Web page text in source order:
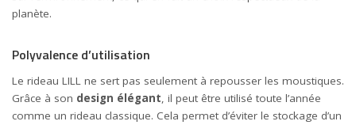
planète.
Polyvalence d’utilisation
Le rideau LILL ne sert pas seulement à repousser les moustiques.
Grâce à son design élégant, il peut être utilisé toute l’année
comme un rideau classique. Cela permet d’éviter le stockage d’un